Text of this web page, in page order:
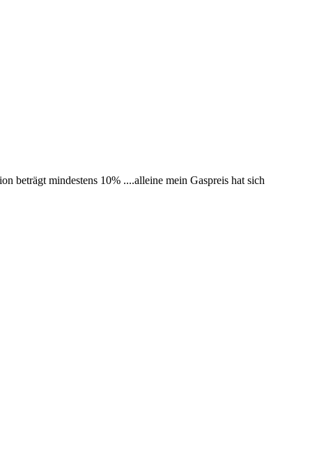
beträgt mindestens 10% ....alleine mein Gaspreis hat sich